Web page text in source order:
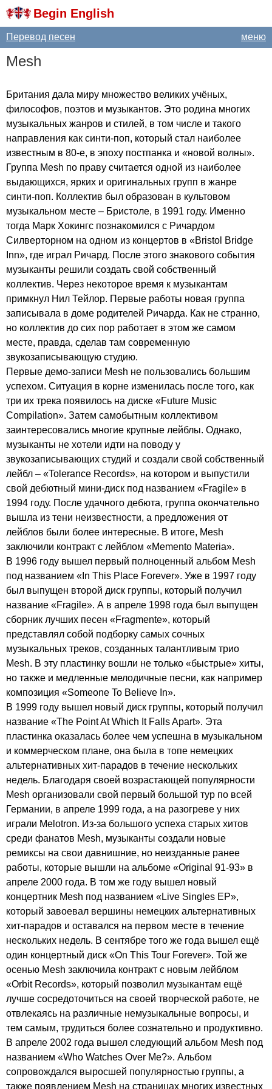
Begin English
меню
Перевод песен
Mesh
Британия дала миру множество великих учёных,
философов, поэтов и музыкантов. Это родина многих
музыкальных жанров и стилей, в том числе и такого
направления как синти-поп, который стал наиболее
известным в 80-е, в эпоху постпанка и «новой волны».
Группа Mesh по праву считается одной из наиболее
выдающихся, ярких и оригинальных групп в жанре
синти-поп. Коллектив был образован в культовом
музыкальном месте – Бристоле, в 1991 году. Именно
тогда Марк Хокингс познакомился с Ричардом
Силверторном на одном из концертов в «Bristol Bridge
Inn», где играл Ричард. После этого знакового события
музыканты решили создать свой собственный
коллектив. Через некоторое время к музыкантам
примкнул Нил Тейлор. Первые работы новая группа
записывала в доме родителей Ричарда. Как не странно,
но коллектив до сих пор работает в этом же самом
месте, правда, сделав там современную
звукозаписывающую студию.
Первые демо-записи Mesh не пользовались большим
успехом. Ситуация в корне изменилась после того, как
три их трека появилось на диске «Future Music
Compilation». Затем самобытным коллективом
заинтересовались многие крупные лейблы. Однако,
музыканты не хотели идти на поводу у
звукозаписывающих студий и создали свой собственный
лейбл – «Tolerance Records», на котором и выпустили
свой дебютный мини-диск под названием «Fragile» в
1994 году. После удачного дебюта, группа окончательно
вышла из тени неизвестности, а предложения от
лейблов были более интересные. В итоге, Mesh
заключили контракт с лейблом «Memento Materia».
В 1996 году вышел первый полноценный альбом Mesh
под названием « In This Place Forever». Уже в 1997 году
был выпущен второй диск группы, который получил
название «Fragile». А в апреле 1998 года был выпущен
сборник лучших песен «Fragmente», который
представлял собой подборку самых сочных
музыкальных треков, созданных талантливым трио
Mesh. В эту пластинку вошли не только «быстрые» хиты,
но также и медленные мелодичные песни, как например
композиция «Someone To Believe In».
В 1999 году вышел новый диск группы, который получил
название «The PointAt Which It FallsApart». Эта
пластинка оказалась более чем успешна в музыкальном
и коммерческом плане, она была в топе немецких
альтернативных хит-парадов в течение нескольких
недель. Благодаря своей возрастающей популярности
Mesh организовали свой первый большой тур по всей
Германии, в апреле 1999 года, а на разогреве у них
играли Melotron. Из-за большого успеха старых хитов
среди фанатов Mesh, музыканты создали новые
ремиксы на свои давнишние, но неизданные ранее
работы, которые вышли на альбоме «Original 91-93» в
апреле 2000 года. В том же году вышел новый
концертник Mesh под названием «Live Singles EP»,
который завоевал вершины немецких альтернативных
хит-парадов и оставался на первом месте в течение
нескольких недель. В сентябре того же года вышел ещё
один концертный диск «On This Tour Forever». Той же
осенью Mesh заключила контракт с новым лейблом
«Orbit Records», который позволил музыкантам ещё
лучше сосредоточиться на своей творческой работе, не
отвлекаясь на различные немузыкальные вопросы, и
тем самым, трудиться более сознательно и продуктивно.
В апреле 2002 года вышел следующий альбом Mesh под
названием «Who Watches Over Me?». Альбом
сопровождался выросшей популярностью группы, а
также появлением Mesh на страницах многих известных